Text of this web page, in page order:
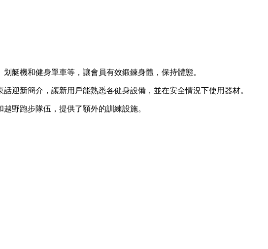
艇機和健身單車等，讓會員有效鍛鍊身體，保持體態。
迎新簡介，讓新用戶能熟悉各健身設備，並在安全情況下使用器材。
野跑步隊伍，提供了額外的訓練設施。